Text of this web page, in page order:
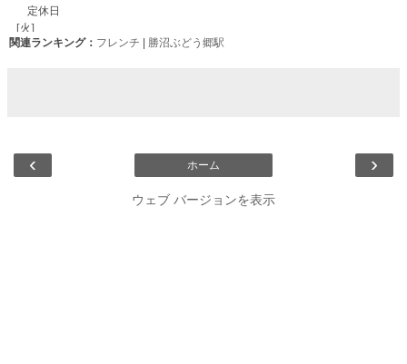
関連ランキング： フレンチ | 勝沼ぶどう郷駅
‹ ›
ホーム
ウェブ バージョンを表示